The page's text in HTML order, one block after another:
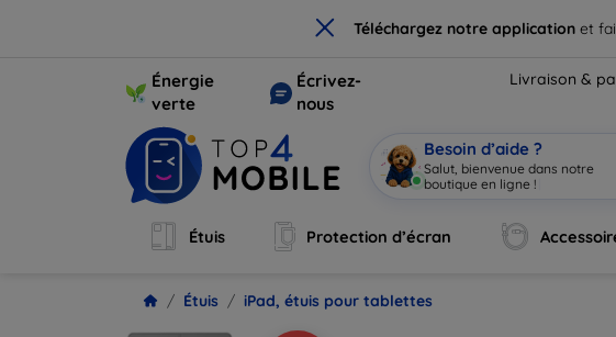
× Téléchargez notre application et
Énergie
verte
Écrivez-
nous
Livraison &
Besoin d’aide ?
Salut, bienvenue dans notre
boutique en ligne !
Étuis Protection d’écran
Étuis iPad, étuis pour tablettes